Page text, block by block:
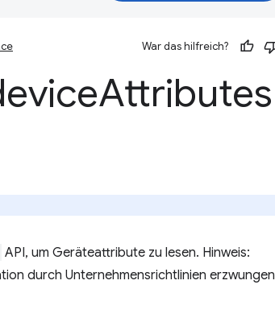
War das hilfreich?
Attributes
API, um Geräteattribute zu lesen. Hinweis:
durch Unternehmensrichtlinien erzwungen